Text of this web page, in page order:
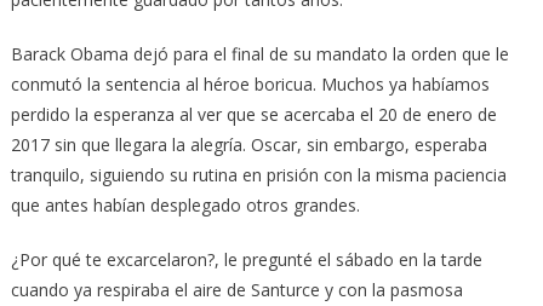
Barack Obama dejó para el final de su mandato la orden que le
conmutó la sentencia al héroe boricua. Muchos ya habíamos
perdido la esperanza al ver que se acercaba el 20 de enero de
2017 sin que llegara la alegría. Oscar, sin embargo, esperaba
tranquilo, siguiendo su rutina en prisión con la misma paciencia
que antes habían desplegado otros grandes.
¿Por qué te excarcelaron?, le pregunté el sábado en la tarde
cuando ya respiraba el aire de Santurce y con la pasmosa